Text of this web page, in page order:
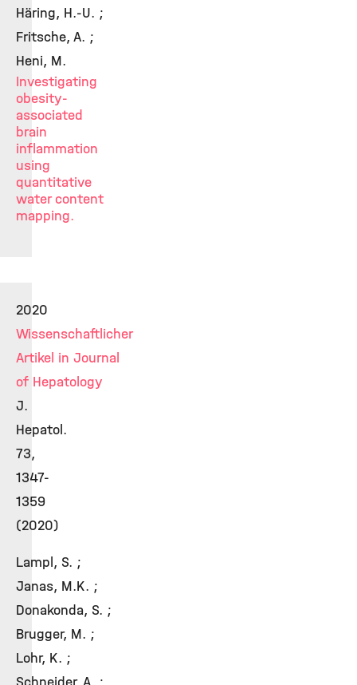
Häring, H.-U. ;
Fritsche, A. ;
Heni, M.
Investigating
obesity-
associated
brain
inflammation
using
quantitative
water content
mapping.
2020
Wissenschaftlicher
Artikel in Journal
of Hepatology
J.
Hepatol.
73,
1347-
1359
(2020)
Lampl, S. ;
Janas, M.K. ;
Donakonda, S. ;
Brugger, M. ;
Lohr, K. ;